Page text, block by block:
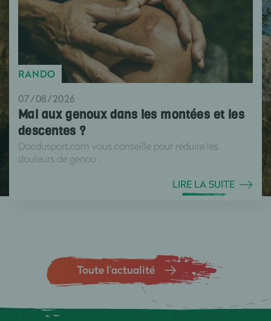
RANDO
07/08/2026
Mal aux genoux dans les montées et les
descentes ?
Docdusport.com vous conseille pour réduire les
douleurs de genou .
LIRE LA SUITE
Toute l’actualité